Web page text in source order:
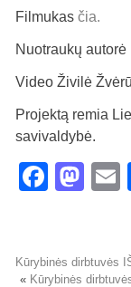
Filmukasčia.
Nuotraukų
Video Živilė
Projektą remia
savivaldybė.
Facebook
Kūrybinės dirbtuvės
« Kūrybinės